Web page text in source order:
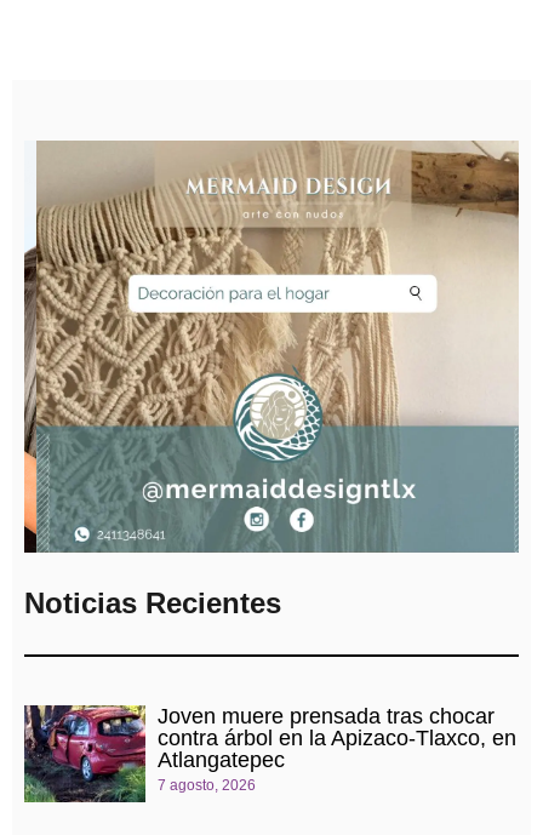
Noticias Recientes
Joven muere prensada tras chocar
contra árbol en la Apizaco-Tlaxco, en
Atlangatepec
7 agosto, 2026